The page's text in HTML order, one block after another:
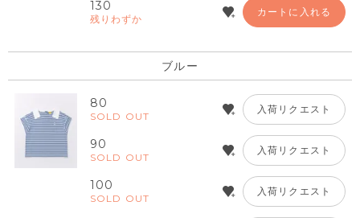
130
残りわずか
カートに入れる
ブルー
80
SOLD OUT
入荷リクエスト
90
SOLD OUT
入荷リクエスト
100
SOLD OUT
入荷リクエスト